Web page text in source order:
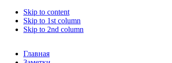
Skip to content
Skip to 1st column
Skip to 2nd column
Главная